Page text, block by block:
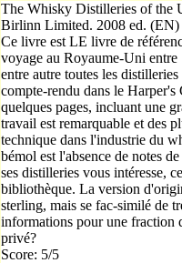
The Whisky Distilleries of the
Birlinn Limited. 2008 ed. (EN)
Ce livre est LE livre de
voyage au Royaume-Uni
entre autre toutes les
compte-rendu dans le
quelques pages, incluant une
travail est remarquable et des
technique dans l'industrie du
bémol est l'absence de notes
ses distilleries vous intéresse,
bibliothèque. La version
sterling, mais se fac-similé de
informations pour une fraction
privé?
Score: 5/5